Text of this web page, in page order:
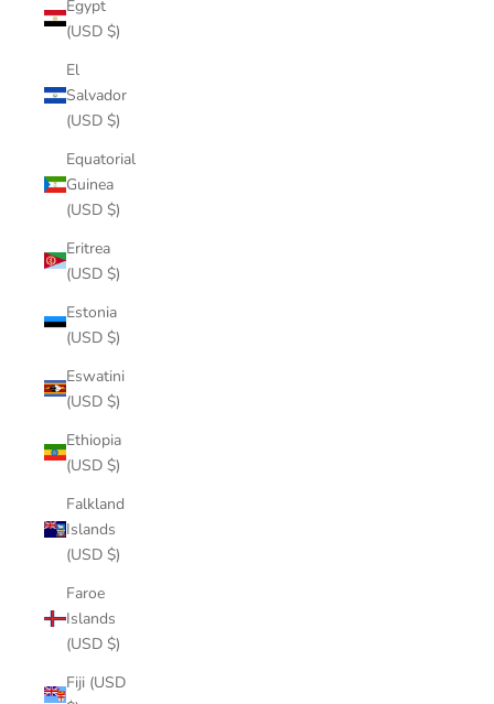
Egypt
(USD $)
El
Salvador
(USD $)
Equatorial
Guinea
(USD $)
Eritrea
(USD $)
Estonia
(USD $)
Eswatini
(USD $)
Ethiopia
(USD $)
Falkland
Islands
(USD $)
Faroe
Islands
(USD $)
Fiji (USD